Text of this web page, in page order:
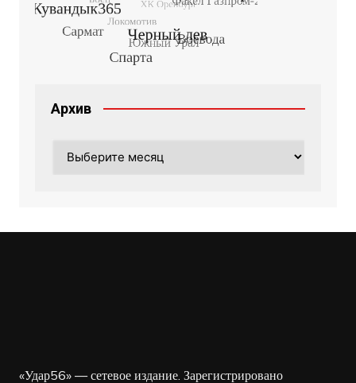
Архив
«Удар56» — сетевое издание. Зарегистрировано